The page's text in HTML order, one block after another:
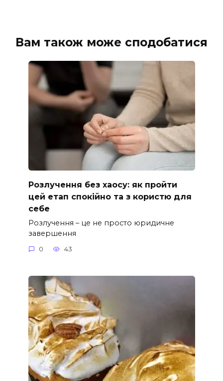
Вам також може сподобатися
Розлучення без хаосу: як пройти
цей етап спокійно та з користю для
себе
Розлучення – це не просто юридичне
завершення
0 43